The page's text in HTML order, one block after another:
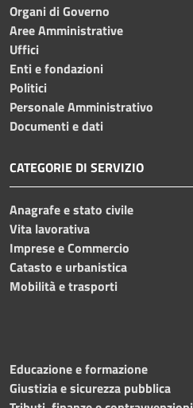
Organi di Governo
Aree Amministrative
Uffici
Enti e fondazioni
Politici
Personale Amministrativo
Documenti e dati
CATEGORIE DI SERVIZIO
Anagrafe e stato civile
Vita lavorativa
Imprese e Commercio
Catasto e urbanistica
Mobilità e trasporti
Educazione e formazione
Giustizia e sicurezza pubblica